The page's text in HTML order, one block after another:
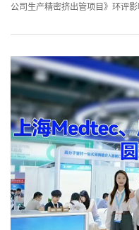
公司生产精密挤出管项目》环评影